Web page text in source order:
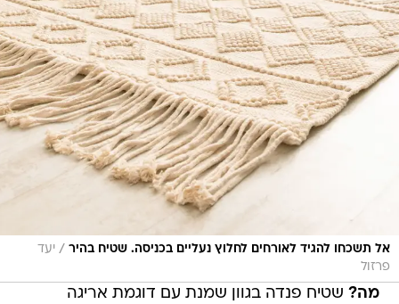
אל תשכחו להגיד לאורחים לחלוץ נעליים בכניסה. שטיח בהיר / יעד
פרזול
מה? שטיח פנדה בגוון שמנת עם דוגמת אריגה